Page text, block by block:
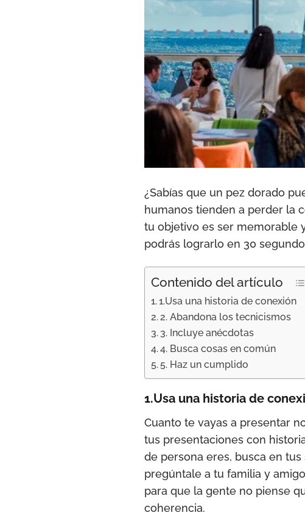
¿Sabías que un pez dorado
humanos tienden a perder la
tu objetivo es ser memorable
podrás lograrlo en 30
Contenido del artículo
1.Usa una historia de conexión
2. Abandona los tecnicismos
3. Incluye anécdotas
4. Busca cosas en común
5. Haz un cumplido
1.Usa una historia de
Cuanto te vayas a presentar
tus presentaciones con
de persona eres, busca en
pregúntale a tu familia y
para que la gente no piense
coherencia.